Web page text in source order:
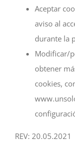
Aceptar
aviso al
durante la
Modificar/
obtener
cookies,
REV: 20.05.2021